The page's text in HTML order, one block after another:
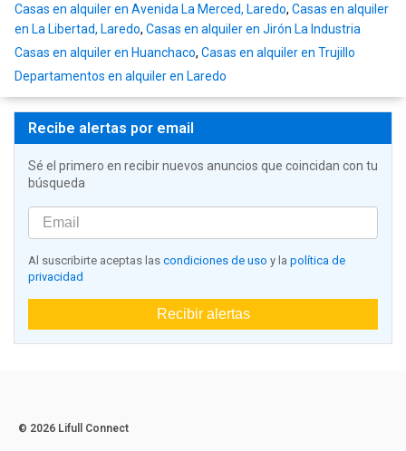
Casas en alquiler en Avenida La Merced, Laredo, Casas en alquiler
en La Libertad, Laredo, Casas en alquiler en Jirón La Industria
Casas en alquiler en Huanchaco, Casas en alquiler en Trujillo
Departamentos en alquiler en Laredo
Recibe alertas por email
Sé el primero en recibir nuevos anuncios que coincidan con tu
búsqueda
Al suscribirte aceptas las condiciones de uso y la política de
privacidad
Recibir alertas
© 2026 Lifull Connect